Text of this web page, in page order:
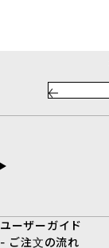
ユーザーガイド
- ご注文の流れ